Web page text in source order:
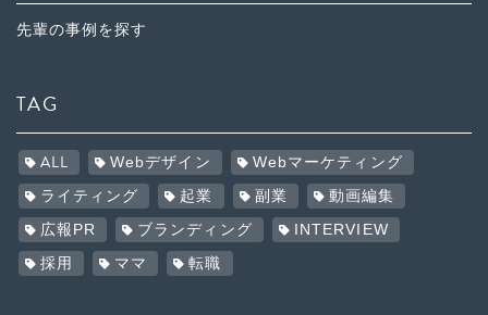
先輩の事例を探す
TAG
ALL Webデザイン Webマーケティング
ライティング 起業 副業 動画編集
広報PR ブランディング INTERVIEW
採用 ママ 転職